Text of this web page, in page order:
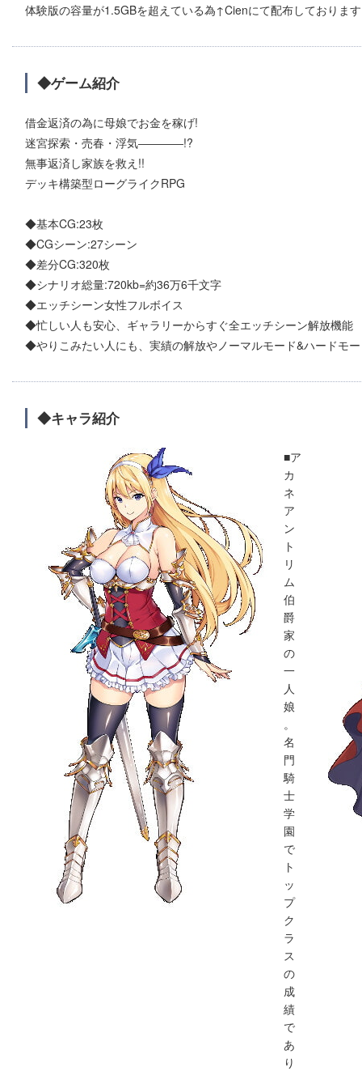
体験版の容量が1.5GBを超えている為↑Cienにて配布しておりま
◆ゲーム紹介
借金返済の為に母娘でお金を稼げ!
迷宮探索・売春・浮気――――!?
無事返済し家族を救え!!
デッキ構築型ローグライクRPG
◆基本CG:23枚
◆CGシーン:27シーン
◆差分CG:320枚
◆シナリオ総量:720kb=約36万6千文字
◆エッチシーン女性フルボイス
◆忙しい人も安心、ギャラリーからすぐ全エッチシーン解放機能
◆やりこみたい人にも、実績の解放やノーマルモード&ハードモ
◆キャラ紹介
■ア
カ
ネ
ア
ン
ト
リ
ム
伯
爵
家
の
一
人
娘
。
名
門
騎
士
学
園
で
ト
ッ
プ
ク
ラ
ス
の
成
績
で
あ
り